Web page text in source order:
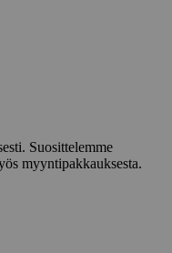
Suosittelemme
myyntipakkauksesta.